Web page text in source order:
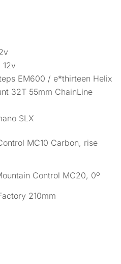
12v
EM600 / e*thirteen Helix
32T 55mm ChainLine
SLX
MC10 Carbon, rise
Control MC20, 0º
210mm